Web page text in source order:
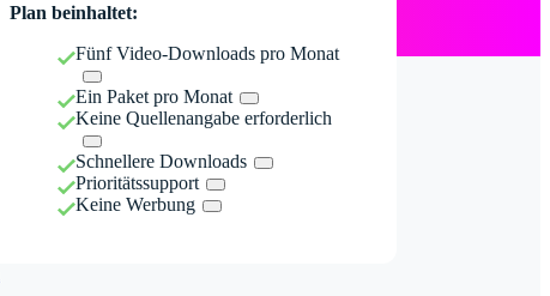
Plan beinhaltet:
Fünf Video-Downloads pro Monat
Ein Paket pro Monat
Keine Quellenangabe erforderlich
Schnellere Downloads
Prioritätssupport
Keine Werbung